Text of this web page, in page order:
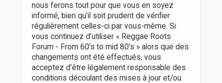
nous ferons tout pour que vous en soyez
informé, bien qu’il soit prudent de vérifier
régulièrement celles-ci par vous-même. Si
vous continuez d’utiliser « Reggae Roots
Forum - From 60's to mid 80's » alors que des
changements ont été effectués, vous
acceptez d’être légalement responsable des
conditions découlant des mises à jour et/ou